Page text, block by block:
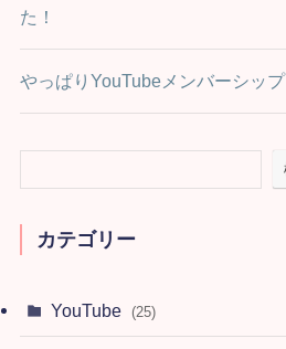
た！
やっぱりYouTubeメンバーシップ
カテゴリー
YouTube (25)